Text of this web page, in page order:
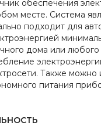
обеспечения
месте. Система
подходит для
дома или любого
Также можно
питания